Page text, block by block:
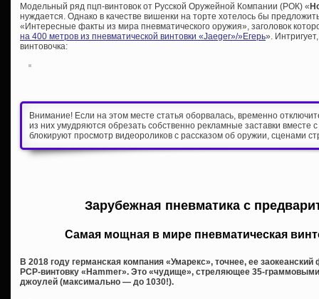
Модельный ряд пцп-винтовок от Русской Оружейной Компании (РОК) «
нуждается. Однако в качестве вишенки на торте хотелось бы
«Интересные факты из мира пневматического оружия», заголовок
на 400 метров из пневматической винтовки «Jaeger»/»Егерь».
винтовочка:
Внимание! Если на этом месте статья оборвалась, временно
из них умудряются обрезать собственно рекламные заставки вместе
блокируют просмотр видеороликов с рассказом об оружии, сценами
Зарубежная пневматика с
Самая мощная в мире пневматическая
В 2018 году германская компания «Умарекс», точнее, ее
PCP-винтовку «Hammer». Это «чудище», стреляющее 35-
джоулей (максимально — до 1030!).